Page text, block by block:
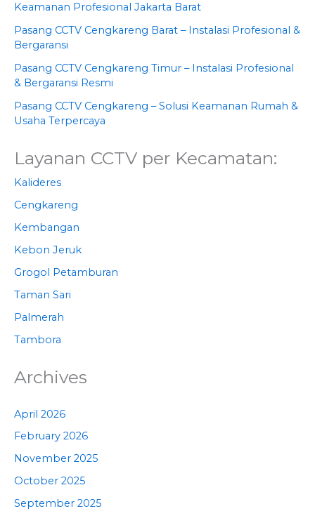
Keamanan Profesional Jakarta Barat
Pasang CCTV Cengkareng Barat – Instalasi Profesional &
Bergaransi
Pasang CCTV Cengkareng Timur – Instalasi Profesional
& Bergaransi Resmi
Pasang CCTV Cengkareng – Solusi Keamanan Rumah &
Usaha Terpercaya
Layanan CCTV per Kecamatan:
Kalideres
Cengkareng
Kembangan
Kebon Jeruk
Grogol Petamburan
Taman Sari
Palmerah
Tambora
Archives
April 2026
February 2026
November 2025
October 2025
September 2025